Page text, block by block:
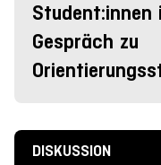
Student:innen
Gespräch zu
DISKUSSION